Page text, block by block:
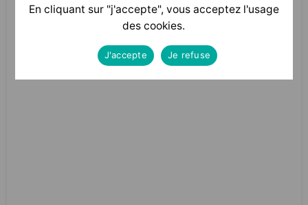
En cliquant sur "j'accepte", vous acceptez l'usage
des cookies.
J'accepte Je refuse